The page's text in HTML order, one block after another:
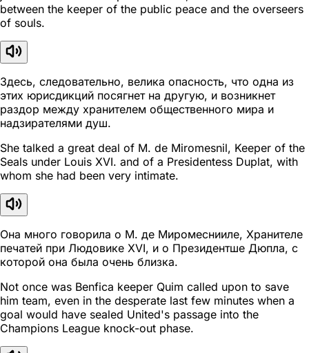
between the keeper of the public peace and the overseers
of souls.
Здесь, следовательно, велика опасность, что одна из
этих юрисдикций посягнет на другую, и возникнет
раздор между хранителем общественного мира и
надзирателями душ.
She talked a great deal of M. de Miromesnil, Keeper of the
Seals under Louis XVI. and of a Presidentess Duplat, with
whom she had been very intimate.
Она много говорила о М. де Миромеснииле, Хранителе
печатей при Людовике XVI, и о Президентше Дюпла, с
которой она была очень близка.
Not once was Benfica keeper Quim called upon to save
him team, even in the desperate last few minutes when a
goal would have sealed United's passage into the
Champions League knock-out phase.